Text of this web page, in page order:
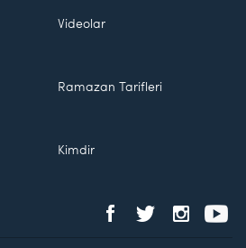
Videolar
Ramazan Tarifleri
Kimdir